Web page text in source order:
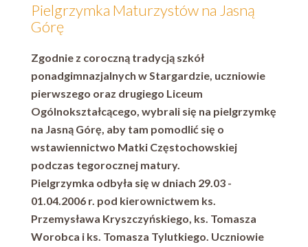
Pielgrzymka Maturzystów na Jasną
Górę
Zgodnie z coroczną tradycją szkół
ponadgimnazjalnych w Stargardzie, uczniowie
pierwszego oraz drugiego Liceum
Ogólnokształcącego, wybrali się na pielgrzymkę
na Jasną Górę, aby tam pomodlić się o
wstawiennictwo Matki Częstochowskiej
podczas tegorocznej matury.
Pielgrzymka odbyła się w dniach 29.03 -
01.04.2006 r. pod kierownictwem ks.
Przemysława Kryszczyńskiego, ks. Tomasza
Worobca i ks. Tomasza Tylutkiego. Uczniowie